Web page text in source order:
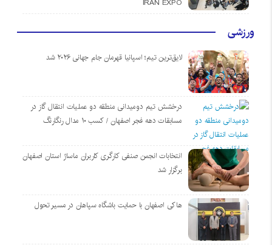
IRAN EXPO
ورزشی
لایق‌ترین تیم؛ اسپانیا قهرمان جام جهانی ۲۰۲۶ شد
درخشش تیم دومیدانی منطقه دو عملیات انتقال گاز در
مسابقات دهه فجر اصفهان / کسب ۱۰ مدال رنگارنگ
انتخابات انجمن صنفی کارگری کاربران ماساژ استان اصفهان
برگزار شد
هاکی اصفهان با حمایت باشگاه سپاهان در مسیر تحول